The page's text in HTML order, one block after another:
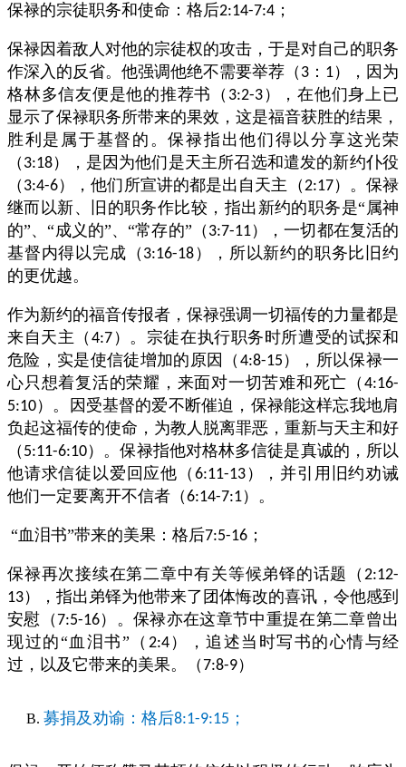
保禄的宗徒职务和使命：格后2:14-7:4 ；
保禄因着敌人对他的宗徒权的攻击，于是对自己的职务
作深入的反省。他强调他绝不需要举荐（ 3 ： 1），因为
格林多信友便是他的推荐书（ 3:2-3），在他们身上已
显示了保禄职务所带来的果效，这是福音获胜的结果，
胜利是属于基督的。保禄指出他们得以分享这光荣
（ 3:18），是因为他们是天主所召选和遣发的新约仆役
（ 3:4-6），他们所宣讲的都是出自天主（2:17）。保禄
继而以新、旧的职务作比较，指出新约的职务是“属神
的”、“成义的”、“常存的”（ 3:7-11），一切都在复活的
基督内得以完成（ 3:16-18 ），所以新约的职务比旧约
的更优越。
作为新约的福音传报者，保禄强调一切福传的力量都是
来自天主（ 4:7）。宗徒在执行职务时所遭受的试探和
危险，实是使信徒增加的原因（ 4:8-15 ），所以保禄一
心只想着复活的荣耀，来面对一切苦难和死亡（ 4:16-
5:10）。因受基督的爱不断催迫，保禄能这样忘我地肩
负起这福传的使命，为教人脱离罪恶，重新与天主和好
（ 5:11-6:10）。保禄指他对格林多信徒是真诚的，所以
他请求信徒以爱回应他（ 6:11-13），并引用旧约劝诫
他们一定要离开不信者（6:14-7:1）。
“血泪书”带来的美果：格后7:5-16 ；
保禄再次接续在第二章中有关等候弟铎的话题（ 2:12-
13），指出弟铎为他带来了团体悔改的喜讯，令他感到
安慰（7:5-16）。保禄亦在这章节中重提在第二章曾出
现过的“血泪书”（ 2:4），追述当时写书的心情与经
过，以及它带来的美果。（7:8-9）
募捐及劝谕：格后8:1-9:15 ；